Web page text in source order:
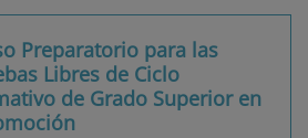
Preparatorio para las
Libres de Ciclo
de Grado Superior en